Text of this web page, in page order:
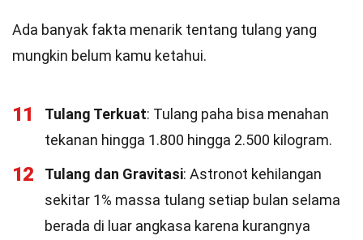
Ada banyak fakta menarik tentang tulang yang
mungkin belum kamu ketahui.
11 Tulang Terkuat: Tulang paha bisa menahan
tekanan hingga 1.800 hingga 2.500 kilogram.
12 Tulang dan Gravitasi: Astronot kehilangan
sekitar 1% massa tulang setiap bulan selama
berada di luar angkasa karena kurangnya